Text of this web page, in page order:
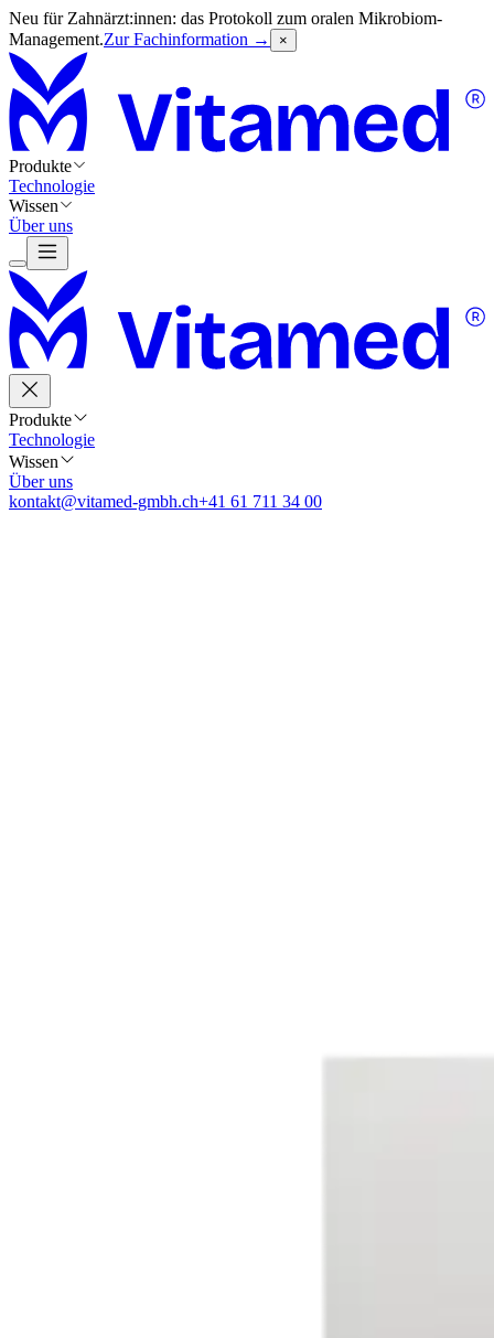
Neu für Zahnärzt:innen: das Protokoll zum oralen Mikrobiom-
Management.Zur Fachinformation → ×
Produkte
Technologie
Wissen
Über uns
Produkte
Technologie
Wissen
Über uns
kontakt@vitamed-gmbh.ch+41 61 711 34 00